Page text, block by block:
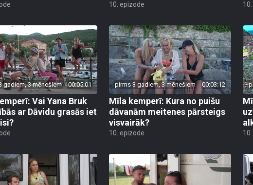
10. epizode
gadiem, 3 mēnešiem 00:05:01
Vai Yana Bruk
ar Dāvidu grasās iet
pirms 3 gadiem, 3 mēnešiem 00:03:12
Mīla kemperī: Kura no puišu
dāvanām meitenes pārsteigs
visvairāk?
10. epizode